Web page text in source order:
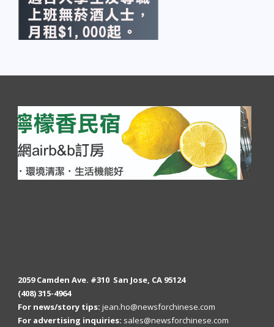
2059 Camden Ave. #310 San Jose, CA 95124
(408) 315-4964
For news/story tips: jean.ho@newsforchinese.com
For advertising inquiries: sales@newsforchinese.com